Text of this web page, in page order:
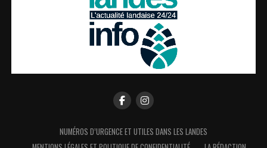
NUMÉROS D’URGENCE ET UTILES DANS LES LANDES